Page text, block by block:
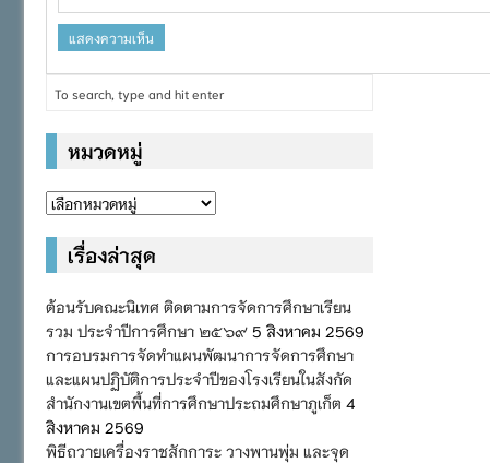
หมวดหมู่
หมวด
เรื่องล่าสุด
ต้อนรับคณะนิเทศ ติดตามการจัดการศึกษาเรียน
รวม ประจำปีการศึกษา ๒๕๖๙ 5 สิงหาคม 2569
การอบรมการจัดทำแผนพัฒนาการจัดการศึกษา
และแผนปฏิบัติการประจำปีของโรงเรียนในสังกัด
สำนักงานเขตพื้นที่การศึกษาประถมศึกษาภูเก็ต 4
สิงหาคม 2569
พิธีถวายเครื่องราชสักการะ วางพานพุ่ม และจุด